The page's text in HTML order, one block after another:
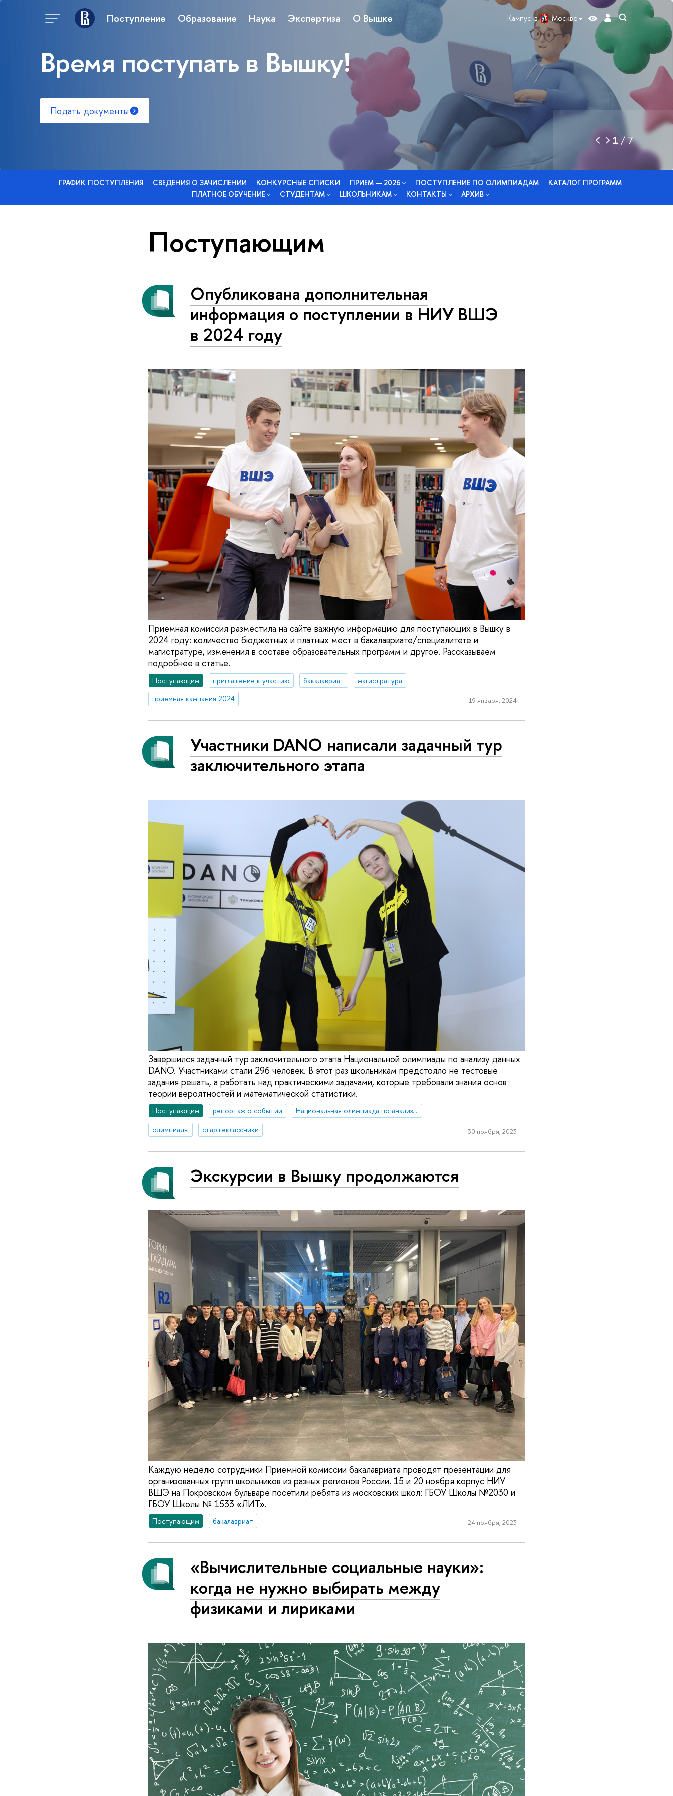
Поступление Образование Наука Экспертиза О Вышке Кампус в Москве
Время поступать в Вышку!
Подать документы
1 /7
ГРАФИК ПОСТУПЛЕНИЯ СВЕДЕНИЯ О ЗАЧИСЛЕНИИ КОНКУРСНЫЕ СПИСКИ ПРИЕМ — 2026 ПОСТУПЛЕНИЕ ПО ОЛИМПИАДАМ
КАТАЛОГ ПРОГРАММ
ПЛАТНОЕ ОБУЧЕНИЕ
СТУДЕНТАМ ШКОЛЬНИКАМ КОНТАКТЫ АРХИВ
Поступающим
Опубликована дополнительная
информация о поступлении в НИУ ВШЭ
в 2024 году
Приемная комиссия разместила на сайте важную информацию для поступающих в Вышку в
2024 году: количество бюджетных и платных мест в бакалавриате/специалитете и
магистратуре, изменения в составе образовательных программ и другое. Рассказываем
подробнее в статье.
Поступающим приглашение к участию бакалавриат
магистратура
приемная кампания 2024
19 января, 2024 г.
Участники DANO написали задачный тур
заключительного этапа
Завершился задачный тур заключительного этапа Национальной олимпиады по анализу данных
DANO. Участниками стали 296 человек. В этот раз школьникам предстояло не тестовые
задания решать, а работать над практическими задачами, которые требовали знания основ
теории вероятностей и математической статистики.
Поступающим репортаж о событии
Национальная олимпиада по анализу данных «DANO»
олимпиады
старшеклассники 30 ноября, 2023 г.
Экскурсии в Вышку продолжаются
Каждую неделю сотрудники Приемной комиссии бакалавриата проводят презентации для
организованных групп школьников из разных регионов России. 15 и 20 ноября корпус НИУ
ВШЭ на Покровском бульваре посетили ребята из московских школ: ГБОУ Школы №2030 и
ГБОУ Школы № 1533 «ЛИТ».
Поступающим бакалавриат 24 ноября, 2023 г.
«Вычислительные социальные науки»:
когда не нужно выбирать между
физиками и лириками